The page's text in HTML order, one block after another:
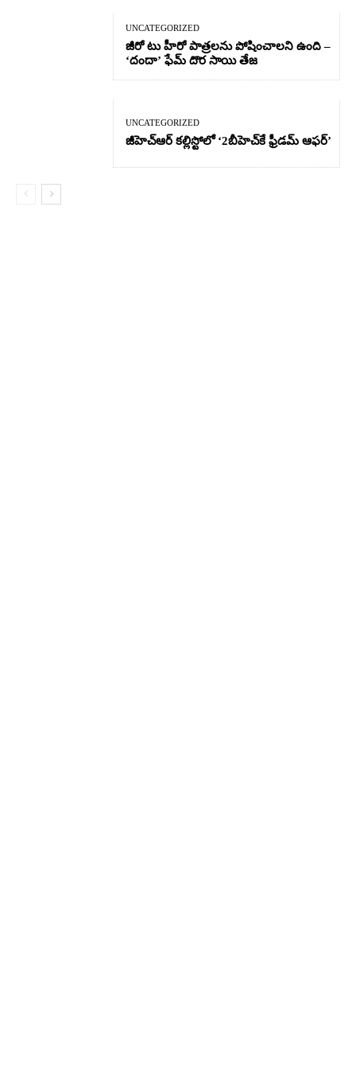
UNCATEGORIZED
జీరో టు హీరో పాత్రలను పోషించాలని ఉంది –
‘దందా’ ఫేమ్ దొర సాయి తేజ
UNCATEGORIZED
జీహెచ్ఆర్‌ కల్లిస్టోలో ‘2బీహెచ్‌కే ఫ్రీడమ్ ఆఫర్’